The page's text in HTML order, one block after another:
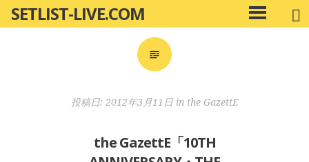
ン
SETLIST-LIVE.COM
メ
イ
投稿日: 2012年3月11日in the GazettE
the GazettE「10TH